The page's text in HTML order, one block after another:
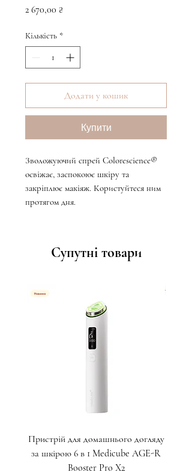
2 670,00 ₴
Кількість *
Додати у кошик
Купити
Зволожуючий спрей Colorescience®
освіжає, заспокоює шкіру та
закріплює макіяж. Користуйтеся ним
протягом дня.
Супутні товари
Пристрій для домашнього догляду
за шкірою 6 в 1 Medicube AGE-R
Booster Pro X2